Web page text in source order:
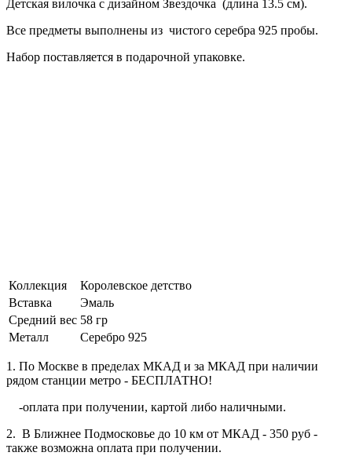
Детская вилочка с дизайном Звездочка (длина 13.5 см).
Все предметы выполнены из чистого серебра 925 пробы.
Набор поставляется в подарочной упаковке.
Коллекция
Королевское детство
Вставка
Эмаль
Средний вес 58 гр
Металл
Серебро 925
1. По Москве в пределах МКАД и за МКАД при наличии
рядом станции метро - БЕСПЛАТНО!
-оплата при получении, картой либо наличными.
2. В Ближнее Подмосковье до 10 км от МКАД - 350 руб -
также возможна оплата при получении.